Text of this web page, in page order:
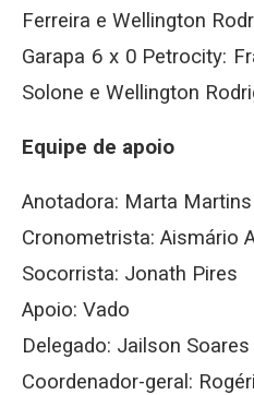
Ferreira e Wellington
Garapa 6 x 0 Petrocity:
Solone e Wellington
Equipe de apoio
Anotadora: Marta Martins
Cronometrista: Aismário
Socorrista: Jonath Pires
Apoio: Vado
Delegado: Jailson Soares
Coordenador-geral: